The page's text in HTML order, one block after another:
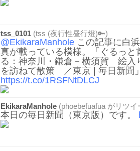
tss_0101 (tss (夜行性昼行燈)🔑)
@EkikaraManhole この記事に白
真が載っている模様。「ぐるっと
る：神奈川・鎌倉－横須賀 絵
を訪ねて散策 ／東京 | 毎日新聞
https://t.co/1RSFNtDLCJ
EkikaraManhole (phoebefuafua がリツイ
本日の毎日新聞（東京版）です。